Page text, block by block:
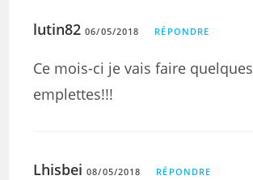
lutin82 06/05/2018 RÉPONDRE
Ce mois-ci je vais faire quelques
emplettes!!!
Lhisbei 08/05/2018 RÉPONDRE